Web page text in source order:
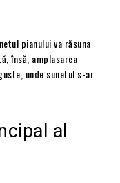
pianului va răsuna
însă, amplasarea
unde sunetul s-ar
al